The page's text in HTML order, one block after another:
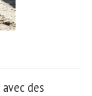
des